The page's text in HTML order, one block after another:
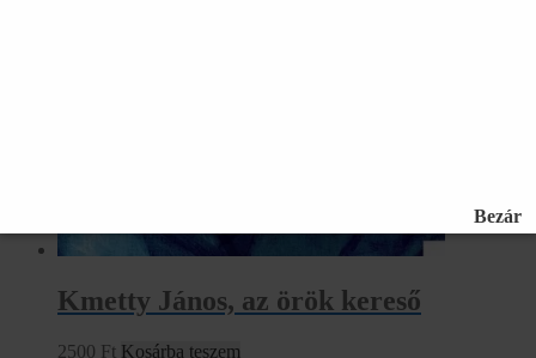
Kmetty János, az örök kereső
2500 Ft Kosárba teszem